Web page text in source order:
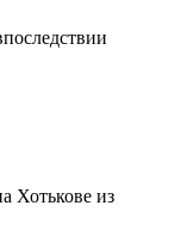
Хотькове из